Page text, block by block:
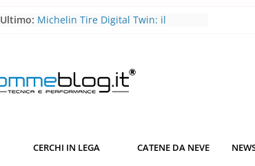
Ultimo: Michelin Tire Digital Twin: il
corsa diventa laboratorio per il
futuro
pneumatico che porta la Porsche
CERCHI IN LEGA CATENE DA NEVE